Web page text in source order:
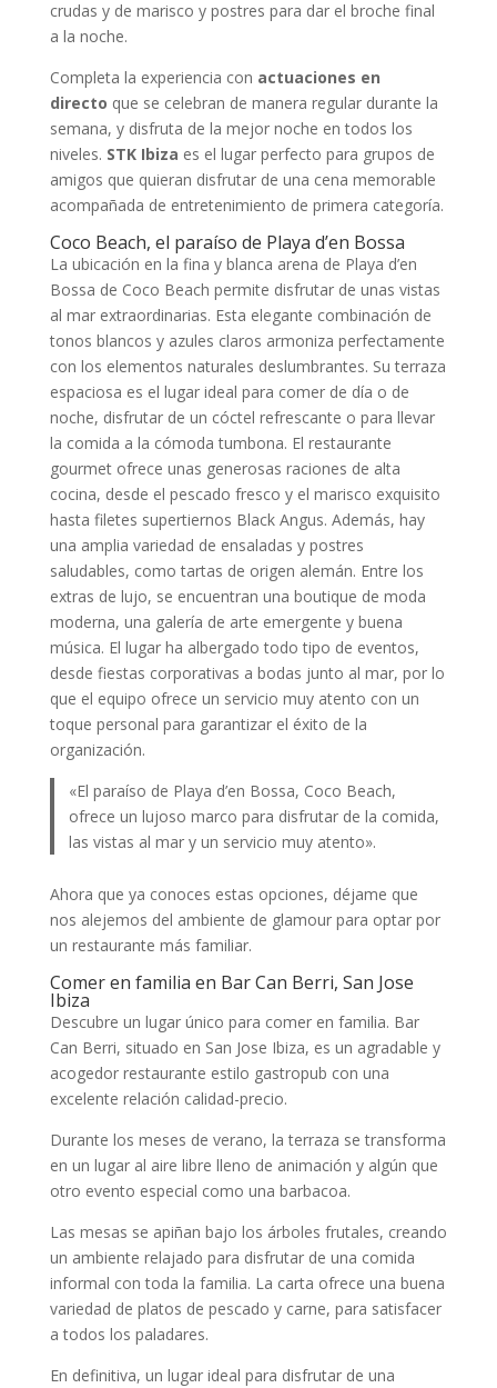
crudas y de marisco y postres para dar el broche final
a la noche.
Completa la experiencia con actuaciones en
directo que se celebran de manera regular durante la
semana, y disfruta de la mejor noche en todos los
niveles. STK Ibiza es el lugar perfecto para grupos de
amigos que quieran disfrutar de una cena memorable
acompañada de entretenimiento de primera categoría.
Coco Beach, el paraíso de Playa d’en Bossa
La ubicación en la fina y blanca arena de Playa d’en
Bossa de Coco Beach permite disfrutar de unas vistas
al mar extraordinarias. Esta elegante combinación de
tonos blancos y azules claros armoniza perfectamente
con los elementos naturales deslumbrantes. Su terraza
espaciosa es el lugar ideal para comer de día o de
noche, disfrutar de un cóctel refrescante o para llevar
la comida a la cómoda tumbona. El restaurante
gourmet ofrece unas generosas raciones de alta
cocina, desde el pescado fresco y el marisco exquisito
hasta filetes supertiernos Black Angus. Además, hay
una amplia variedad de ensaladas y postres
saludables, como tartas de origen alemán. Entre los
extras de lujo, se encuentran una boutique de moda
moderna, una galería de arte emergente y buena
música. El lugar ha albergado todo tipo de eventos,
desde fiestas corporativas a bodas junto al mar, por lo
que el equipo ofrece un servicio muy atento con un
toque personal para garantizar el éxito de la
organización.
«El paraíso de Playa d’en Bossa, Coco Beach,
ofrece un lujoso marco para disfrutar de la comida,
las vistas al mar y un servicio muy atento».
Ahora que ya conoces estas opciones, déjame que
nos alejemos del ambiente de glamour para optar por
un restaurante más familiar.
Comer en familia en Bar Can Berri, San Jose
Ibiza
Descubre un lugar único para comer en familia. Bar
Can Berri, situado en San Jose Ibiza, es un agradable y
acogedor restaurante estilo gastropub con una
excelente relación calidad-precio.
Durante los meses de verano, la terraza se transforma
en un lugar al aire libre lleno de animación y algún que
otro evento especial como una barbacoa.
Las mesas se apiñan bajo los árboles frutales, creando
un ambiente relajado para disfrutar de una comida
informal con toda la familia. La carta ofrece una buena
variedad de platos de pescado y carne, para satisfacer
a todos los paladares.
En definitiva, un lugar ideal para disfrutar de una